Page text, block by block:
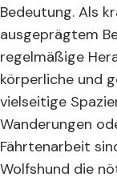
Bedeutung. Als
ausgeprägtem
regelmäßige
körperliche und
vielseitige
Wanderungen
Fährtenarbeit
Wolfshund die